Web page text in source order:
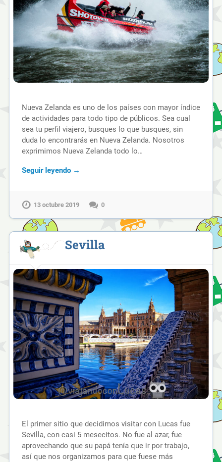
Nueva Zelanda es uno de los países con mayor índice
de actividades para todo tipo de públicos. Sea cual
sea tu perfil viajero, busques lo que busques, sin
duda lo encontrarás en Nueva Zelanda. Nosotros
exprimimos Nueva Zelanda todo lo…
Seguir leyendo →
13 octubre 2019 0
Sevilla
El primer sitio que decidimos visitar con Lucas fue
Sevilla, con casi 5 mesecitos. No fue al azar, fue
aprovechando que su papá tenía que ir por trabajo,
así que nos organizamos para que fuese más